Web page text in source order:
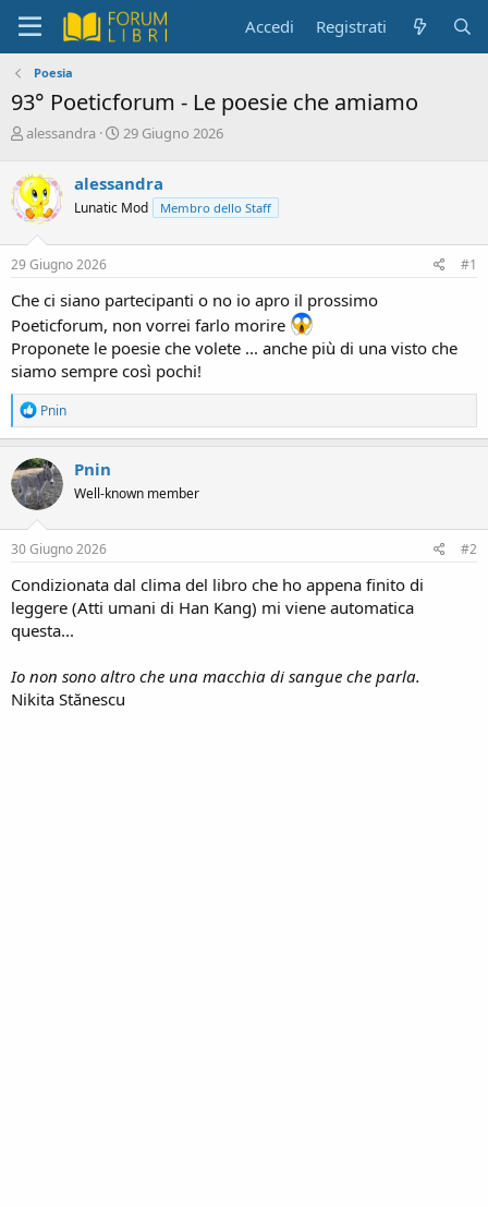
Accedi Registrati
Poesia
93° Poeticforum - Le poesie che amiamo
C
e
a
t
o
r
e
i
s
c
u
s
i
o
n
e
alessandra
D
a
d
i
z
i
o
29 Giugno 2026
alessandra
Lunatic Mod Membro dello Staff
29 Giugno 2026 #1
Che ci siano partecipanti o no io apro il prossimo
Poeticforum, non vorrei farlo morire
Proponete le poesie che volete ... anche più di una visto che
siamo sempre così pochi!
R
e
a
c
t
i
o
n
s
Pnin
Pnin
Well-known member
30 Giugno 2026 #2
Condizionata dal clima del libro che ho appena finito di
leggere (Atti umani di Han Kang) mi viene automatica
questa...
Io non sono altro che una macchia di sangue che parla.
Nikita Stănescu